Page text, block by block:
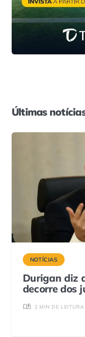
Últimas
NOTÍCIAS
Durigan diz
decorre dos
2 MIN DE LEITURA